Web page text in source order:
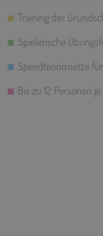
Training der
Spielerische
Speedtennisnetze
Bis zu 12 Personen